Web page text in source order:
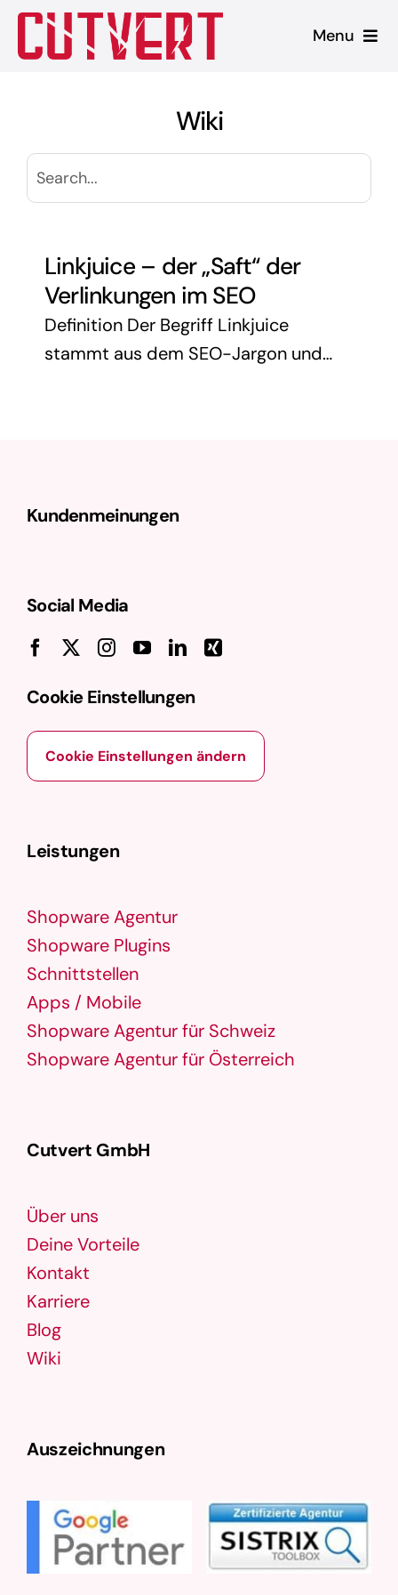
Zum
Inhalt
Menu
Blog
Wiki
Linkjuice – der „Saft“ der
Verlinkungen im SEO
Definition Der Begriff Linkjuice
stammt aus dem SEO-Jargon und
Kundenmeinungen
Social Media
Cookie Einstellungen
Cookie Einstellungen ändern
Leistungen
Shopware Agentur
Shopware Plugins
Schnittstellen
Apps / Mobile
Shopware Agentur für Schweiz
Shopware Agentur für Österreich
Cutvert GmbH
Über uns
Deine Vorteile
Kontakt
Karriere
Blog
Wiki
Auszeichnungen